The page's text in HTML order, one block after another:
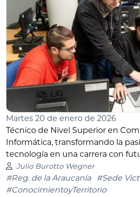
Martes 20 de enero de 2026
Técnico de Nivel Superior en
Informática, transformando la
tecnología en una carrera con
Julio Burotto Wegner
#Reg. de la Araucanía #Sede
#ConocimientoyTerritorio